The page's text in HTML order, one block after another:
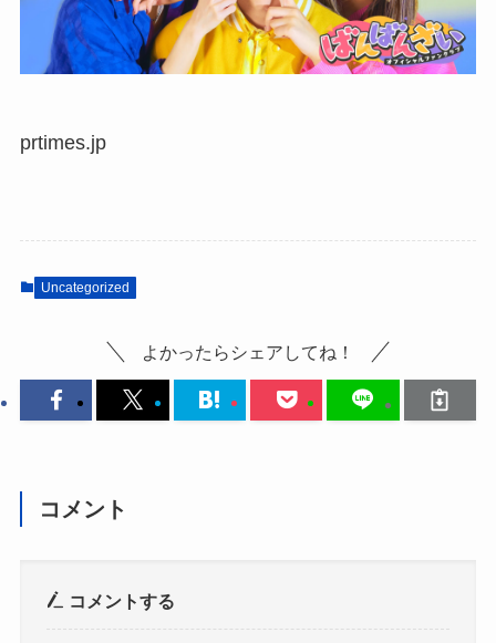
prtimes.jp
Uncategorized
よかったらシェアしてね！
コメント
コメントする